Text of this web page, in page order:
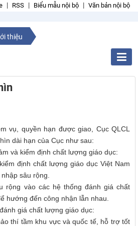
RSS Biểu mẫu nội bộ Văn bản nội bộ
thiệu
vụ, quyền hạn được giao, Cục QLCL
dài hạn của Cục như sau:
và kiểm định chất lượng giáo dục:
định chất lượng giáo dục Việt Nam
sâu rộng.
rộng vào các hệ thống đánh giá chất
hướng đến công nhận lẫn nhau.
giá chất lượng giáo dục:
thí tầm khu vực và quốc tế, hỗ trợ tốt